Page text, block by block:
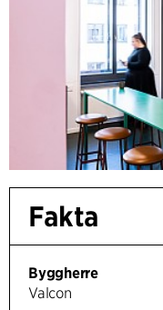
Fakta
Byggherre
Valcon